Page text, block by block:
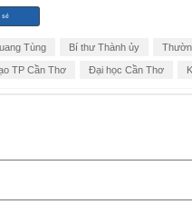
Tùng Bí thư Thành ủy
TP Cần Thơ Đại học Cần Thơ